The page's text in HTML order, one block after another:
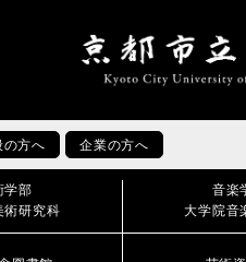
の方へ 企業の方へ
学部
術研究科
音楽
大学院音